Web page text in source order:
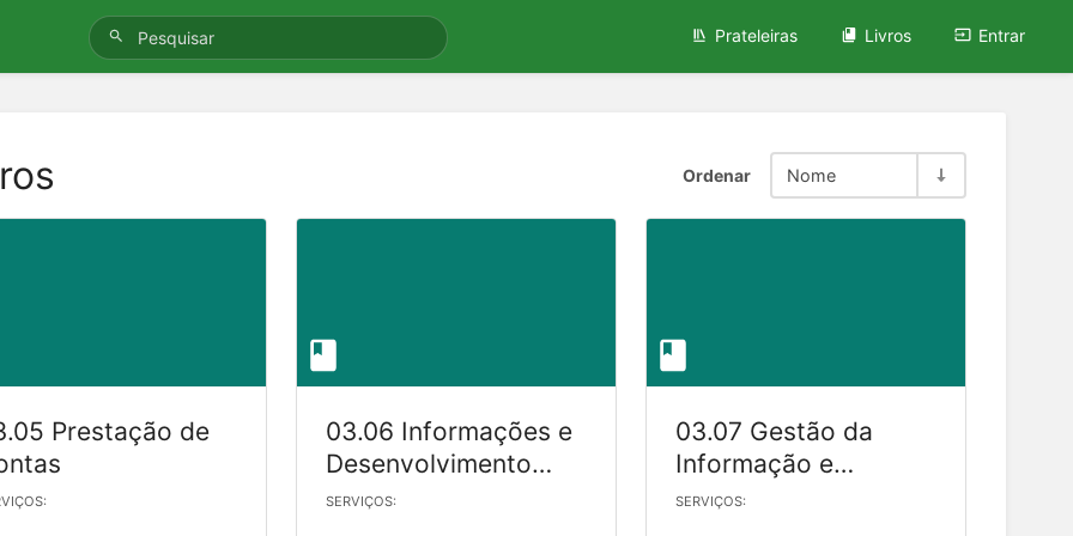
Prateleiras Livros Entrar
Ordenar Nome
Prestação de
03.06 Informações e
Desenvolvimento
Institucional
SERVIÇOS:
03.07 Gestão da
Informação e
Documentação
SERVIÇOS: